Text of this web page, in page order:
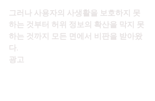
그러나 사용자의 사생활을 보호하지 못
하는 것부터 허위 정보의 확산을 막지 못
하는 것까지 모든 면에서 비판을 받아왔
다.
광고